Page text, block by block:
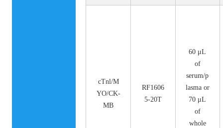
cTnl/M
YO/CK-
MB
RF1606
5-20T
60 μL
of
serum/p
lasma or
70 μL
of
whole